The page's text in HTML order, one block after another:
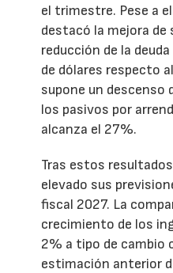
el trimestre. Pese a
destacó la mejora de
reducción de la
de dólares respecto
supone un descenso
los pasivos por
alcanza el 27%.
Tras estos
elevado sus
fiscal 2027. La
crecimiento de los
2% a tipo de
estimación anterior